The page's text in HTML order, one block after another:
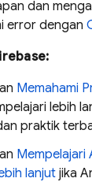
dan
error dengan
Memahami
lebih
praktik
Mempelajari
lanjutjika